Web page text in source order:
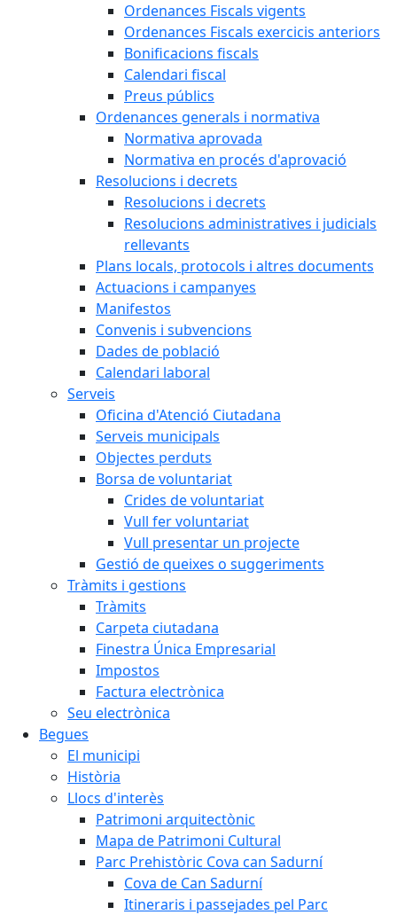
Ordenances Fiscals vigents
Ordenances Fiscals exercicis anteriors
Bonificacions fiscals
Calendari fiscal
Preus públics
Ordenances generals i normativa
Normativa aprovada
Normativa en procés d'aprovació
Resolucions i decrets
Resolucions i decrets
Resolucions administratives i judicials
rellevants
Plans locals, protocols i altres documents
Actuacions i campanyes
Manifestos
Convenis i subvencions
Dades de població
Calendari laboral
Serveis
Oficina d'Atenció Ciutadana
Serveis municipals
Objectes perduts
Borsa de voluntariat
Crides de voluntariat
Vull fer voluntariat
Vull presentar un projecte
Gestió de queixes o suggeriments
Tràmits i gestions
Tràmits
Carpeta ciutadana
Finestra Única Empresarial
Impostos
Factura electrònica
Seu electrònica
Begues
El municipi
Història
Llocs d'interès
Patrimoni arquitectònic
Mapa de Patrimoni Cultural
Parc Prehistòric Cova can Sadurní
Cova de Can Sadurní
Itineraris i passejades pel Parc